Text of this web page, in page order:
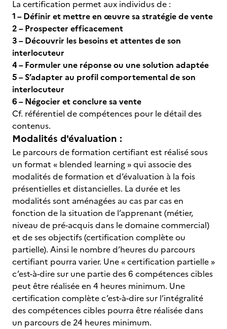
La certification permet aux individus de :
1 – Définir et mettre en œuvre sa stratégie de vente
2 – Prospecter efficacement
3 – Découvrir les besoins et attentes de son
interlocuteur
4 – Formuler une réponse ou une solution adaptée
5 – S’adapter au profil comportemental de son
interlocuteur
6 – Négocier et conclure sa vente
Cf. référentiel de compétences pour le détail des
contenus.
Modalités d'évaluation :
Le parcours de formation certifiant est réalisé sous
un format « blended learning » qui associe des
modalités de formation et d’évaluation à la fois
présentielles et distancielles. La durée et les
modalités sont aménagées au cas par cas en
fonction de la situation de l’apprenant (métier,
niveau de pré-acquis dans le domaine commercial)
et de ses objectifs (certification complète ou
partielle). Ainsi le nombre d’heures du parcours
certifiant pourra varier. Une « certification partielle »
c’est-à-dire sur une partie des 6 compétences cibles
peut être réalisée en 4 heures minimum. Une
certification complète c’est-à-dire sur l’intégralité
des compétences cibles pourra être réalisée dans
un parcours de 24 heures minimum.